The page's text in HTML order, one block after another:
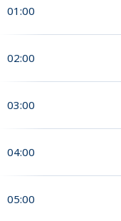
01:00
02:00
03:00
04:00
05:00